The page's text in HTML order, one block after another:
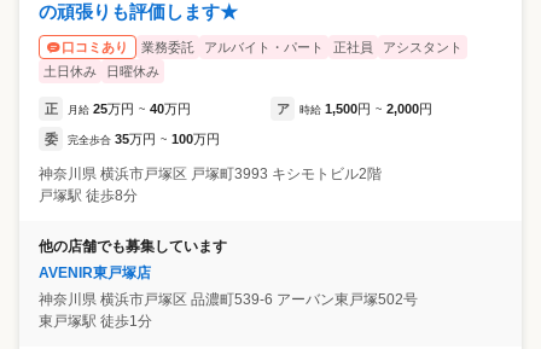
の頑張りも評価します★
口コミあり 業務委託 アルバイト・パート 正社員
アシスタント
土日休み
日曜休み
正 月給 25万円 ~ 40万円 ア 時給 1,500円 ~ 2,000円
委 完全歩合 35万円 ~ 100万円
神奈川県 横浜市戸塚区 戸塚町3993 キシモトビル2階
戸塚駅 徒歩8分
他の店舗でも募集しています
AVENIR東戸塚店
神奈川県 横浜市戸塚区 品濃町539-6 アーバン東戸塚502号
東戸塚駅 徒歩1分